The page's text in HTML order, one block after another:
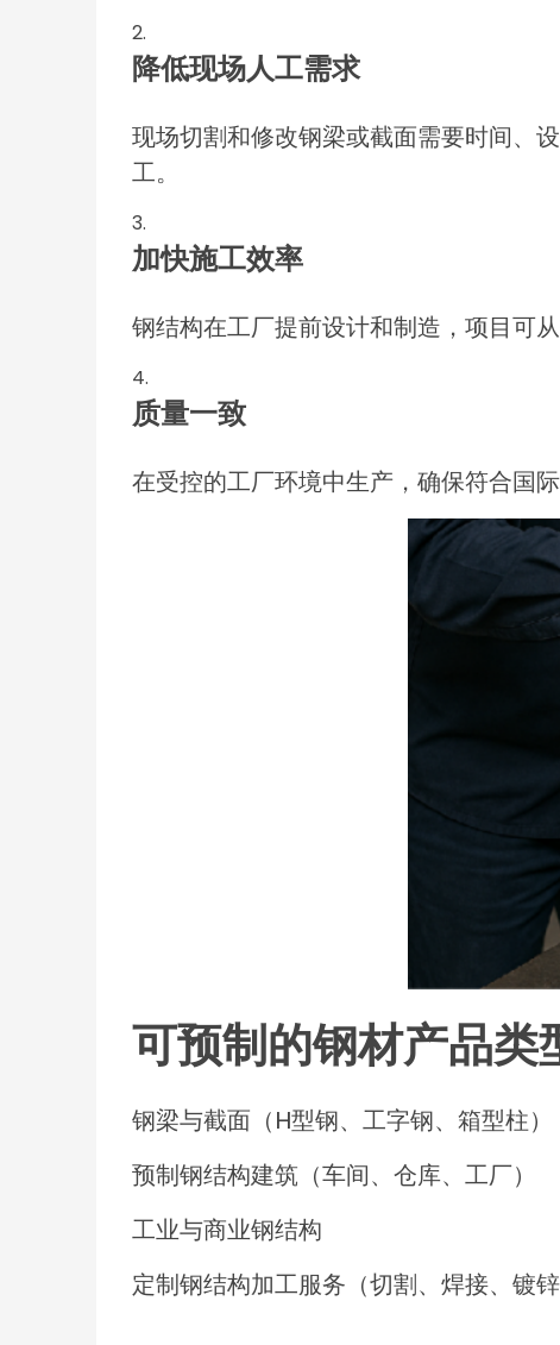
降低现场人工需求
现场切割和修改钢梁或截面需要时间、
工。
加快施工效率
钢结构在工厂提前设计和制造，项目可
质量一致
在受控的工厂环境中生产，确保符合国
可预制的钢材产品类
钢梁与截面（H型钢、工字钢、箱型柱）
预制钢结构建筑（车间、仓库、工厂）
工业与商业钢结构
定制钢结构加工服务（切割、焊接、镀